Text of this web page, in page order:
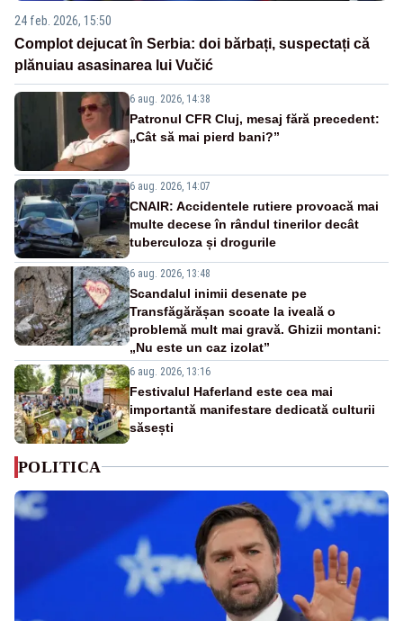
24 feb. 2026, 15:50
Complot dejucat în Serbia: doi bărbați, suspectați că
plănuiau asasinarea lui Vučić
6 aug. 2026, 14:38
Patronul CFR Cluj, mesaj fără precedent:
„Cât să mai pierd bani?”
6 aug. 2026, 14:07
CNAIR: Accidentele rutiere provoacă mai
multe decese în rândul tinerilor decât
tuberculoza și drogurile
6 aug. 2026, 13:48
Scandalul inimii desenate pe
Transfăgărășan scoate la iveală o
problemă mult mai gravă. Ghizii montani:
„Nu este un caz izolat”
6 aug. 2026, 13:16
Festivalul Haferland este cea mai
importantă manifestare dedicată culturii
săsești
POLITICA